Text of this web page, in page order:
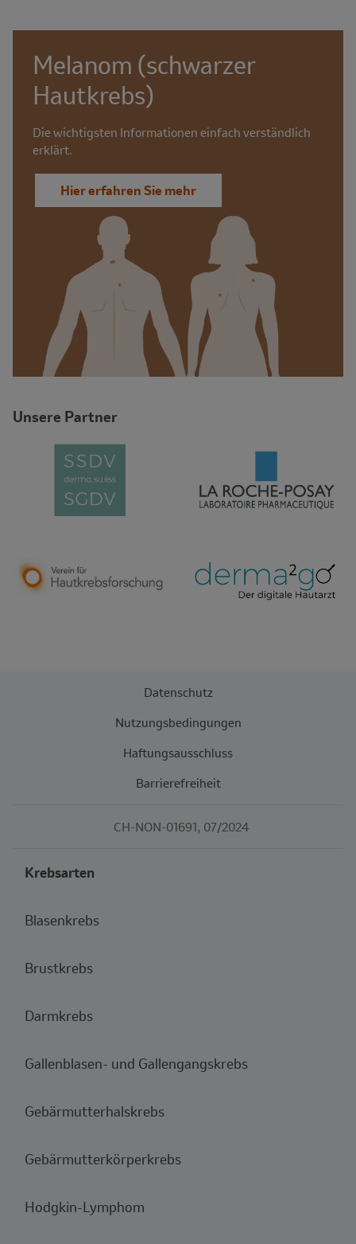
Melanom (schwarzer
Hautkrebs)
Die wichtigsten Informationen einfach verständlich
erklärt.
Hier erfahren Sie mehr
Unsere Partner
Datenschutz
Nutzungsbedingungen
Haftungsausschluss
Barrierefreiheit
CH-NON-01691, 07/2024
Krebsarten
Blasenkrebs
Brustkrebs
Darmkrebs
Gallenblasen- und Gallengangskrebs
Gebärmutterhalskrebs
Gebärmutterkörperkrebs
Hodgkin-Lymphom